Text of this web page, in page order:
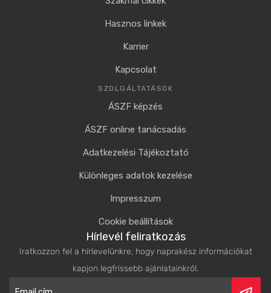
Hasznos linkek
Karrier
Kapcsolat
SZOLGÁLTATÁSOK
ÁSZF képzés
ÁSZF online tanácsadás
Adatkezelési Tájékoztató
Különleges adatok kezelése
Impresszum
Cookie beállítások
Hírlevél feliratkozás
Iratkozzon fel a hírlevelünkre, hogy naprakész információkat
kapjon legfrissebb ajánlatainkról.